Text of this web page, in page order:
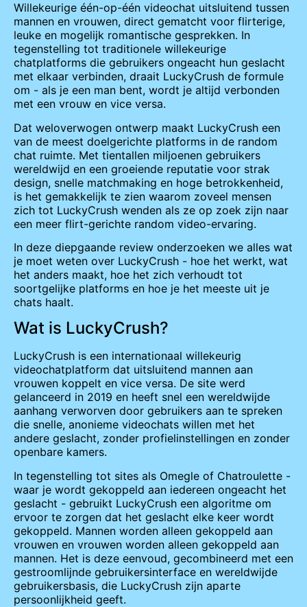
Willekeurige één-op-één videochat uitsluitend tussen
mannen en vrouwen, direct gematcht voor flirterige,
leuke en mogelijk romantische gesprekken. In
tegenstelling tot traditionele willekeurige
chatplatforms die gebruikers ongeacht hun geslacht
met elkaar verbinden, draait LuckyCrush de formule
om - als je een man bent, wordt je altijd verbonden
met een vrouw en vice versa.
Dat weloverwogen ontwerp maakt LuckyCrush een
van de meest doelgerichte platforms in de random
chat ruimte. Met tientallen miljoenen gebruikers
wereldwijd en een groeiende reputatie voor strak
design, snelle matchmaking en hoge betrokkenheid,
is het gemakkelijk te zien waarom zoveel mensen
zich tot LuckyCrush wenden als ze op zoek zijn naar
een meer flirt-gerichte random video-ervaring.
In deze diepgaande review onderzoeken we alles wat
je moet weten over LuckyCrush - hoe het werkt, wat
het anders maakt, hoe het zich verhoudt tot
soortgelijke platforms en hoe je het meeste uit je
chats haalt.
Wat is LuckyCrush?
LuckyCrush is een internationaal willekeurig
videochatplatform dat uitsluitend mannen aan
vrouwen koppelt en vice versa. De site werd
gelanceerd in 2019 en heeft snel een wereldwijde
aanhang verworven door gebruikers aan te spreken
die snelle, anonieme videochats willen met het
andere geslacht, zonder profielinstellingen en zonder
openbare kamers.
In tegenstelling tot sites als Omegle of Chatroulette -
waar je wordt gekoppeld aan iedereen ongeacht het
geslacht - gebruikt LuckyCrush een algoritme om
ervoor te zorgen dat het geslacht elke keer wordt
gekoppeld. Mannen worden alleen gekoppeld aan
vrouwen en vrouwen worden alleen gekoppeld aan
mannen. Het is deze eenvoud, gecombineerd met een
gestroomlijnde gebruikersinterface en wereldwijde
gebruikersbasis, die LuckyCrush zijn aparte
persoonlijkheid geeft.